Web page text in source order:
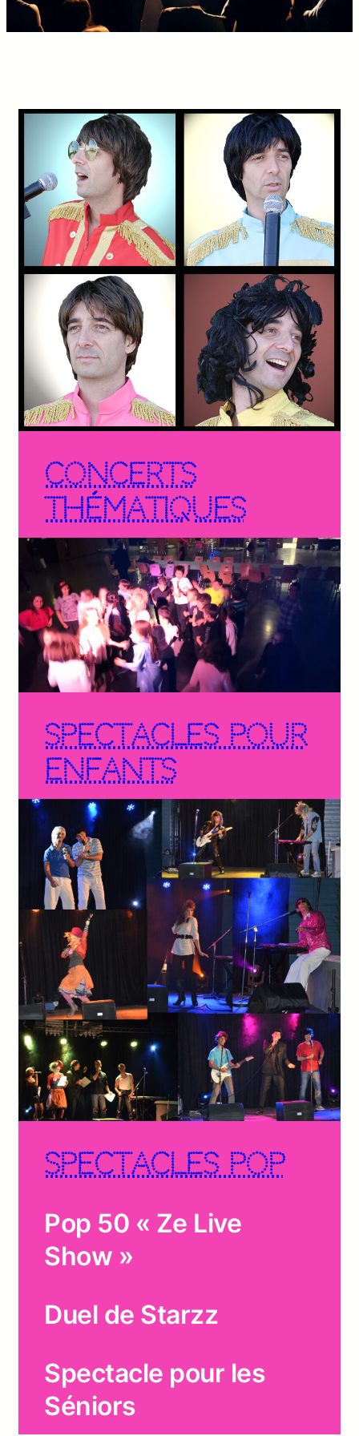
Concerts
Thématiques
Spectacles pour
Enfants
Spectacles Pop
Pop 50 « Ze Live
Show »
Duel de Starzz
Spectacle pour les
Séniors